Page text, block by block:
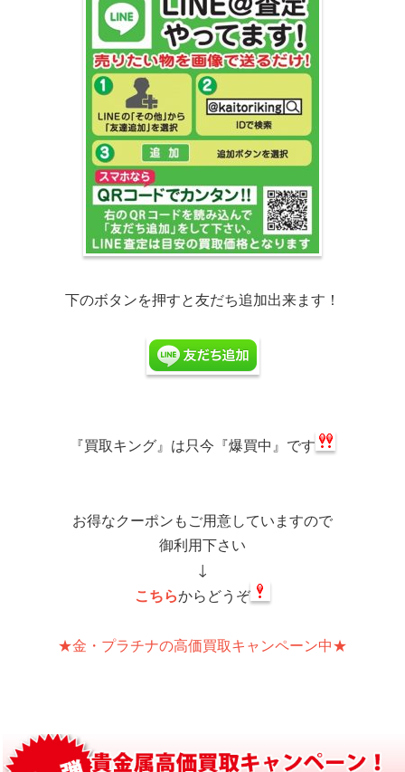
下のボタンを押すと友だち追加出来ます！
『買取キング』は 只今『爆買中』です
お得なクーポンもご用意していますので
御利用下さい
↓
こちらからどうぞ
★金・プラチナの高価買取キャンペーン中★